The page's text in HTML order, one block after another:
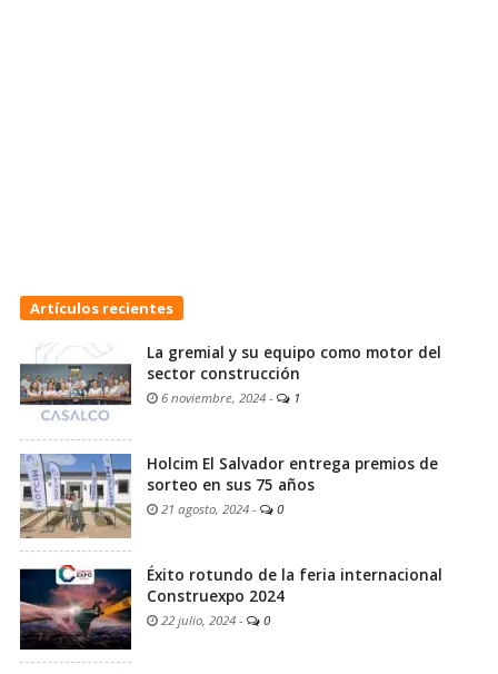
Artículos recientes
La gremial y su equipo como motor del
sector construcción
6 noviembre, 2024 - 1
Holcim El Salvador entrega premios de
sorteo en sus 75 años
21 agosto, 2024 - 0
Éxito rotundo de la feria internacional
Construexpo 2024
22 julio, 2024 - 0